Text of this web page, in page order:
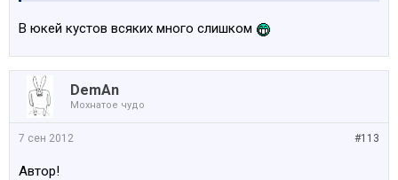
В юкей кустов всяких много слишком
DemAn
Мохнатое чудо
#113
7 сен 2012
Автор!